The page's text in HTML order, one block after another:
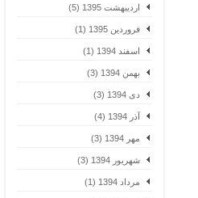
اردیبهشت 1395 (5)
فروردین 1395 (1)
اسفند 1394 (1)
بهمن 1394 (3)
دی 1394 (3)
آذر 1394 (4)
مهر 1394 (3)
شهریور 1394 (3)
مرداد 1394 (1)